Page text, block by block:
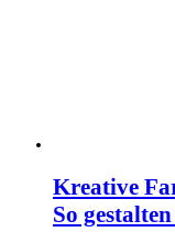
Kreative
So